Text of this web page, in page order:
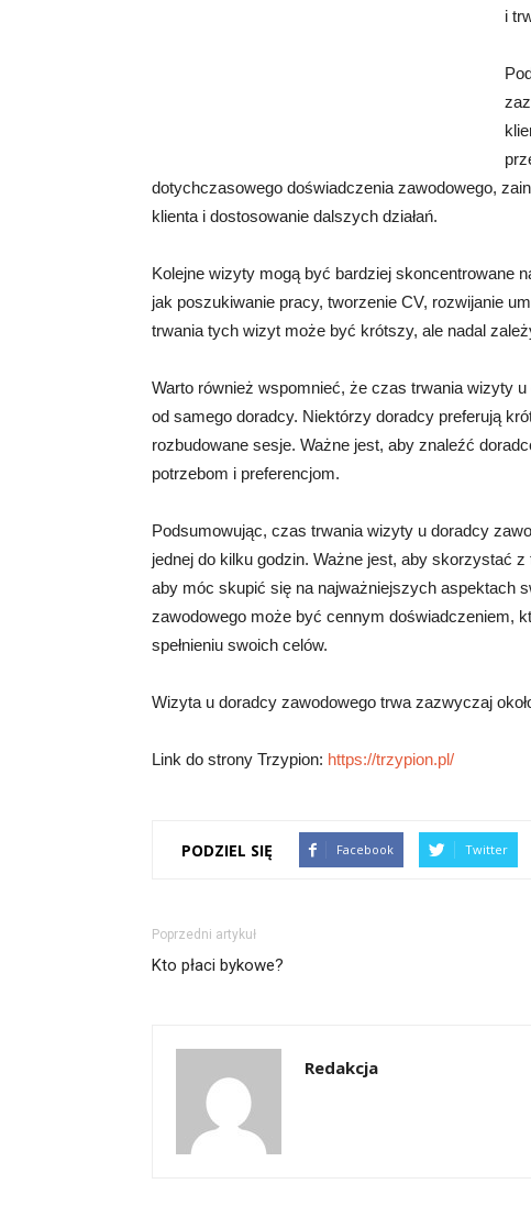
i
dotychczasowego doświadczenia zawodowego,
klienta i dostosowanie dalszych działań.
Kolejne wizyty mogą być bardziej skoncentrowane
jak poszukiwanie pracy, tworzenie CV, rozwijanie
trwania tych wizyt może być krótszy, ale nadal
Warto również wspomnieć, że czas trwania wizyty
od samego doradcy. Niektórzy doradcy preferują
rozbudowane sesje. Ważne jest, aby znaleźć
potrzebom i preferencjom.
Podsumowując, czas trwania wizyty u doradcy
jednej do kilku godzin. Ważne jest, aby skorzystać
aby móc skupić się na najważniejszych aspektach
zawodowego może być cennym doświadczeniem,
spełnieniu swoich celów.
Wizyta u doradcy zawodowego trwa zazwyczaj
Link do strony Trzypion: https://trzypion.pl/
PODZIEL SIĘ Facebook Twitter
Poprzedni artykuł
Kto płaci bykowe?
Redakcja